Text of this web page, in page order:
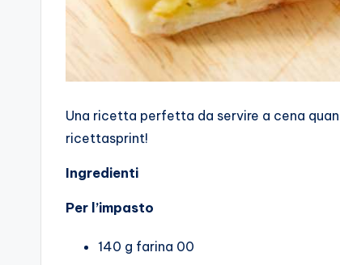
Una ricetta perfetta da servire a cena
ricettasprint!
Ingredienti
Per l’impasto
140 g farina 00